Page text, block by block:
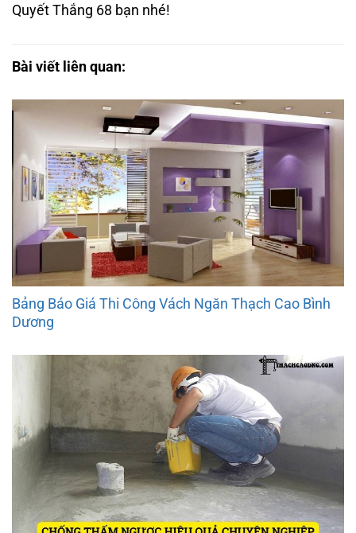
Quyết Thắng 68 bạn nhé!
Bài viết liên quan:
Bảng Báo Giá Thi Công Vách Ngăn Thạch Cao Bình
Dương